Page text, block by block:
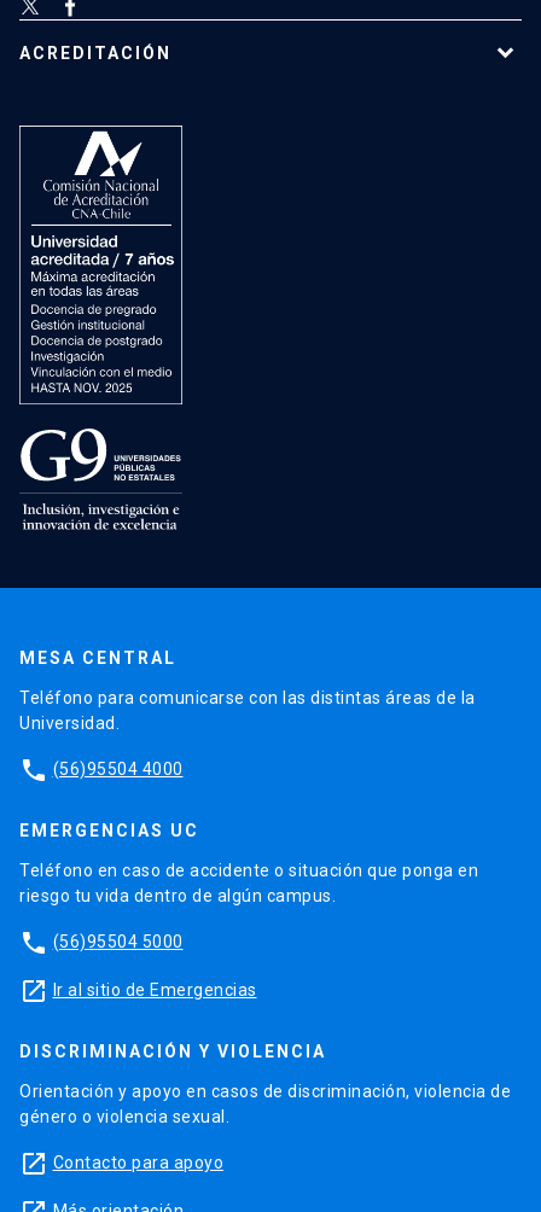
ACREDITACIÓN
MESA CENTRAL
Teléfono para comunicarse con las distintas áreas de la
Universidad.
phone (56)95504 4000
EMERGENCIAS UC
Teléfono en caso de accidente o situación que ponga en
riesgo tu vida dentro de algún campus.
phone (56)95504 5000
launch Ir al sitio de Emergencias
DISCRIMINACIÓN Y VIOLENCIA
Orientación y apoyo en casos de discriminación, violencia de
género o violencia sexual.
launch Contacto para apoyo